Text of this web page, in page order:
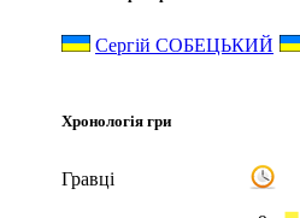
Сергій СОБЕЦЬКИЙ
Хронологія гри
Гравці